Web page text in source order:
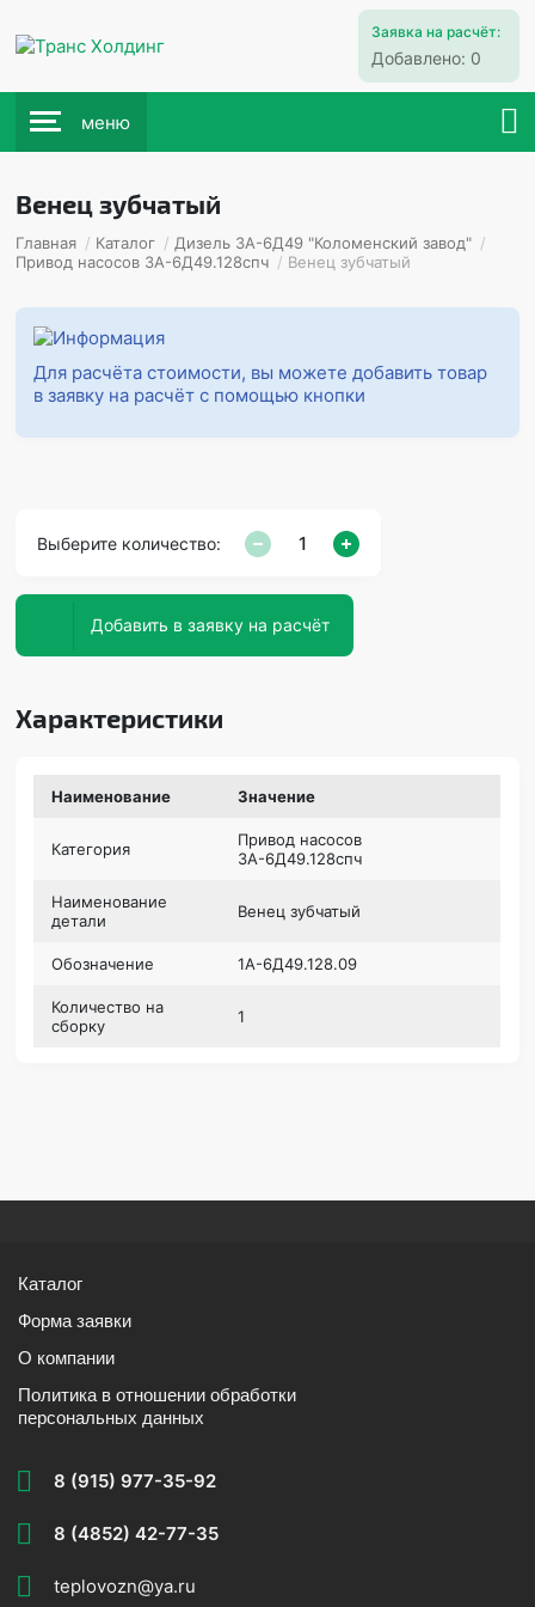
Заявка на расчёт:
Добавлено: 0
меню
Венец зубчатый
Главная / Каталог / Дизель 3А-6Д49 "Коломенский завод" /
Привод насосов 3А-6Д49.128спч / Венец зубчатый
Для расчёта стоимости, вы можете добавить товар
в заявку на расчёт с помощью кнопки
Выберите количество:
Добавить в заявку на расчёт
Характеристики
Наименование Значение
Категория
Привод насосов
3А-6Д49.128спч
Наименование
детали
Венец зубчатый
Обозначение 1А-6Д49.128.09
Количество на
сборку
1
Каталог
Форма заявки
О компании
Политика в отношении обработки
персональных данных
8 (915) 977-35-92
8 (4852) 42-77-35
teplovozn@ya.ru